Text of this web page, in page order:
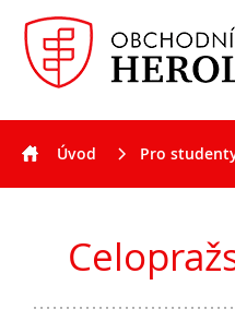
Aktuality
Úvod Pro